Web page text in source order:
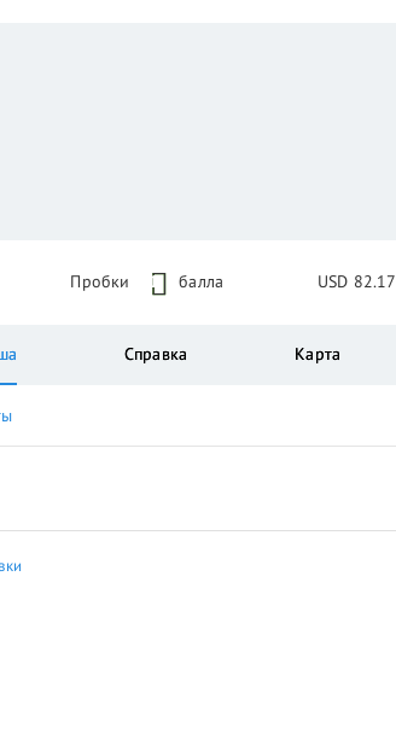
Пробки 1 балла USD 82.17
Справка Карта